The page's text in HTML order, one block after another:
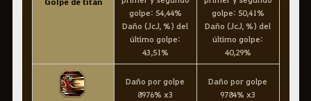
golpe: 54,44%
Daño (JcJ, %) del
último golpe:
43,51%
golpe: 50,41%
Daño (JcJ, %) del
último golpe:
40,29%
Daño por golpe
8976% x3
Daño por golpe
9784% x3